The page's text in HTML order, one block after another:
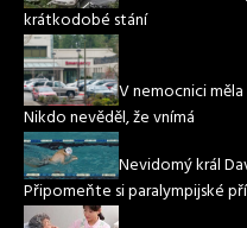
krátkodobé stání
V nemocnici
Nikdo nevěděl, že vnímá
Nevidomý král
Připomeňte si paralympijské